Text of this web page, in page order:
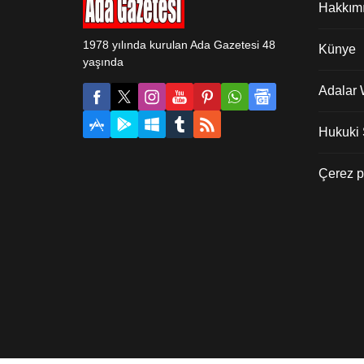
Erdoğan, Hırka-i Saadet
1978 yılında kurulan Ada Gazetesi 48
yaşında
Künye
Adalar
Hukuki
Çerez